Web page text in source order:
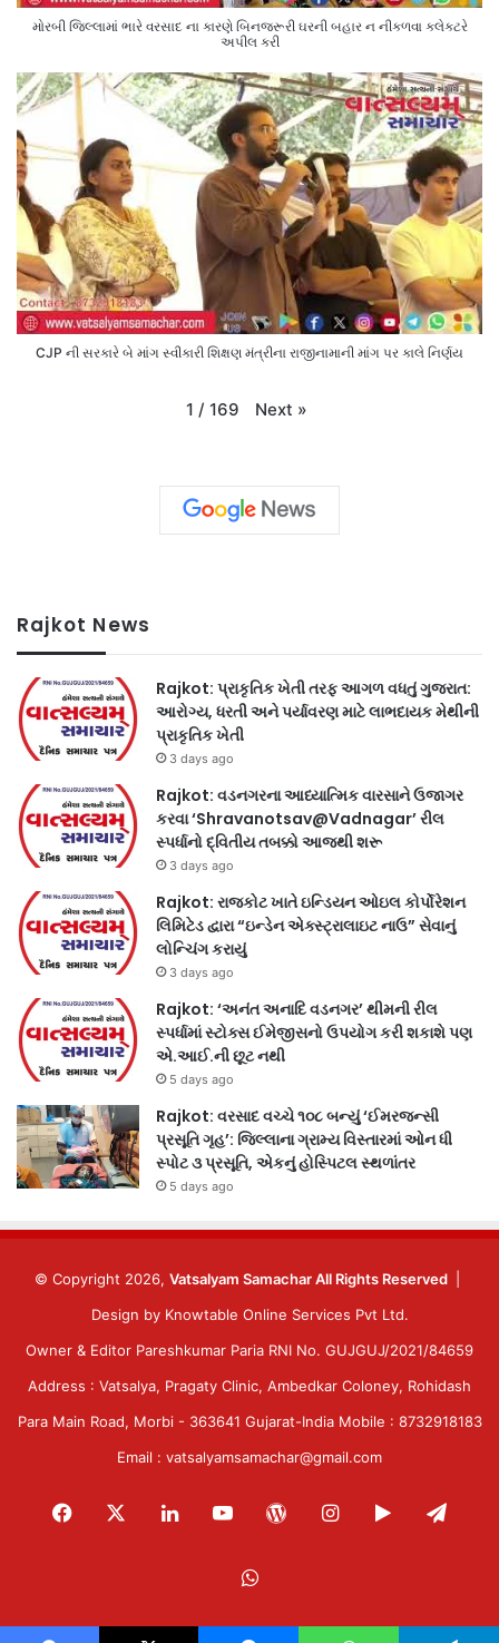
મોરબી જિલ્લામાં ભારે વરસાદ ના કારણે બિનજરૂરી ઘરની બહાર ન નીકળવા કલેક્ટરે
અપીલ કરી
CJP ની સરકારે બે માંગ સ્વીકારી શિક્ષણ મંત્રીના રાજીનામાની માંગ પર કાલે નિર્ણય
1 / 169 Next »
Rajkot News
Rajkot: પ્રાકૃતિક ખેતી તરફ આગળ વધતું ગુજરાત:
આરોગ્ય, ધરતી અને પર્યાવરણ માટે લાભદાયક મેથીની
પ્રાકૃતિક ખેતી
3 days ago
Rajkot: વડનગરના આધ્યાત્મિક વારસાને ઉજાગર
કરવા ‘Shravanotsav@Vadnagar’ રીલ
સ્પર્ધાનો દ્વિતીય તબક્કો આજથી શરૂ
3 days ago
Rajkot: રાજકોટ ખાતે ઇન્ડિયન ઓઇલ કોર્પોરેશન
લિમિટેડ દ્વારા “ઇન્ડેન એક્સ્ટ્રાલાઇટ નાઉ” સેવાનું
લોન્ચિંગ કરાયું
3 days ago
Rajkot: ‘અનંત અનાદિ વડનગર’ થીમની રીલ
સ્પર્ધામાં સ્ટોક્સ ઈમેજીસનો ઉપયોગ કરી શકાશે પણ
એ.આઈ.ની છૂટ નથી
5 days ago
Rajkot: વરસાદ વચ્ચે ૧૦૮ બન્યું ‘ઈમરજન્સી
પ્રસૂતિ ગૃહ’: જિલ્લાના ગ્રામ્ય વિસ્તારમાં ઓન ધી
સ્પોટ ૩ પ્રસૂતિ, એકનું હોસ્પિટલ સ્થળાંતર
5 days ago
© Copyright 2026, Vatsalyam Samachar All Rights Reserved
Design by Knowtable Online Services Pvt Ltd.
Owner & Editor Pareshkumar Paria RNI No. GUJGUJ/2021/84659
Address : Vatsalya, Pragaty Clinic, Ambedkar Coloney, Rohidash
Para Main Road, Morbi - 363641 Gujarat-India Mobile : 8732918183
Email : vatsalyamsamachar@gmail.com
Facebook LinkedInYouTubeWordPressInstagram
Google
WhatsApp